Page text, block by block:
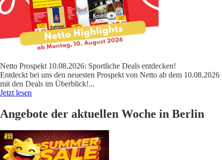
Netto Prospekt 10.08.2026: Sportliche Deals entdecken!
Entdeckt bei uns den neuesten Prospekt von Netto ab dem 10.08.2026
mit den Deals im Überblick!...
Jetzt lesen
Angebote der aktuellen Woche in Berlin